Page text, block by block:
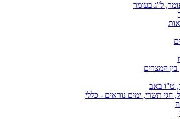
ל"ג בעומר
בין המצרים
ט"ו באב
חגי תשרי, ימים נוראים - כללי